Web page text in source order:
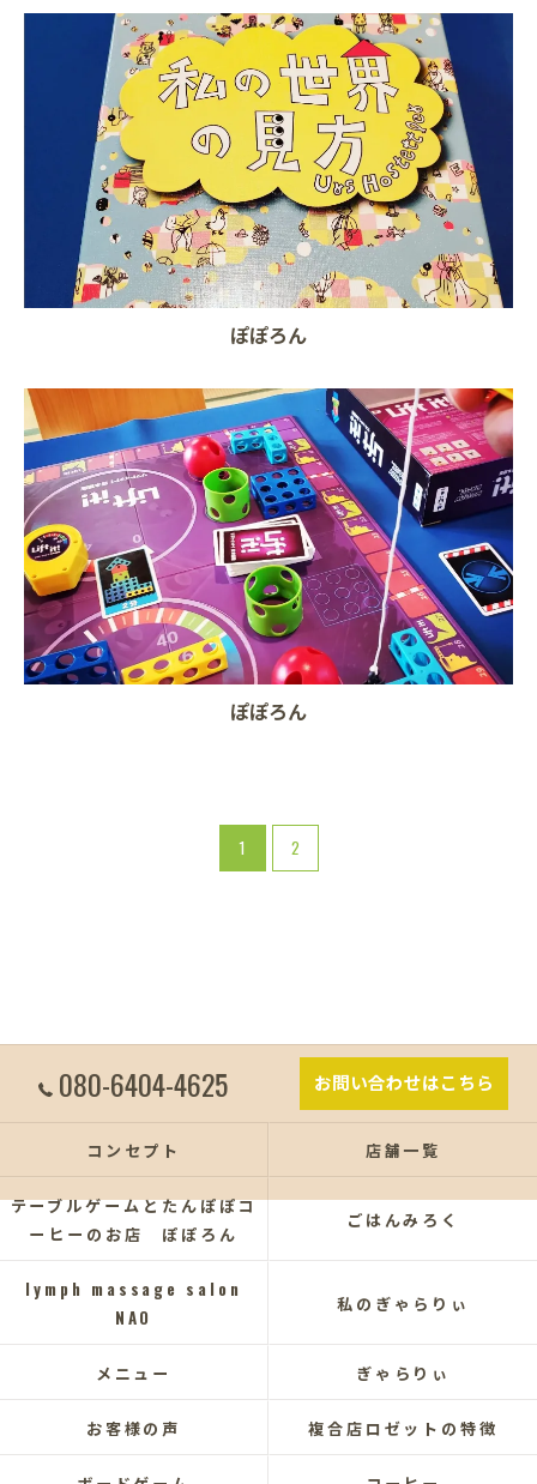
ぽぽろん
ぽぽろん
1 2
080-6404-4625 お問い合わせはこちら
コンセプト 店舗一覧
テーブルゲームとたんぽぽコ
ーヒーのお店 ぽぽろん
ごはんみろく
lymph massage salon
NAO
私のぎゃらりぃ
メニュー ぎゃらりぃ
お客様の声 複合店ロゼットの特徴